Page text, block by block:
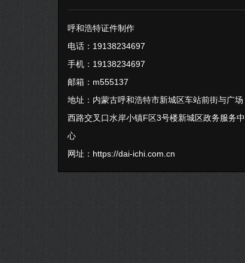
呼和浩特证件制作
电话：19138234697
手机：19138234697
邮箱：m555137
地址：内蒙古呼和浩特市新城区车站前街与广场
西路交叉口水岸小镇F区3号楼新城区政务服务中
心
网址： https://dai-ichi.com.cn